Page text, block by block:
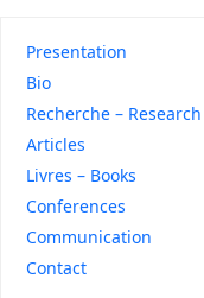
Presentation
Bio
Recherche – Research
Articles
Livres – Books
Conferences
Communication
Contact